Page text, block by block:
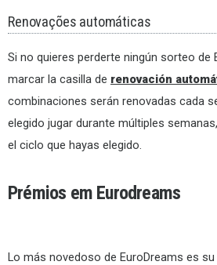
Renovações automáticas
Si no quieres perderte ningún sorteo de
marcar la casilla de renovación
combinaciones serán renovadas cada
elegido jugar durante múltiples
el ciclo que hayas elegido.
Prémios em Eurodreams
Lo más novedoso de EuroDreams es